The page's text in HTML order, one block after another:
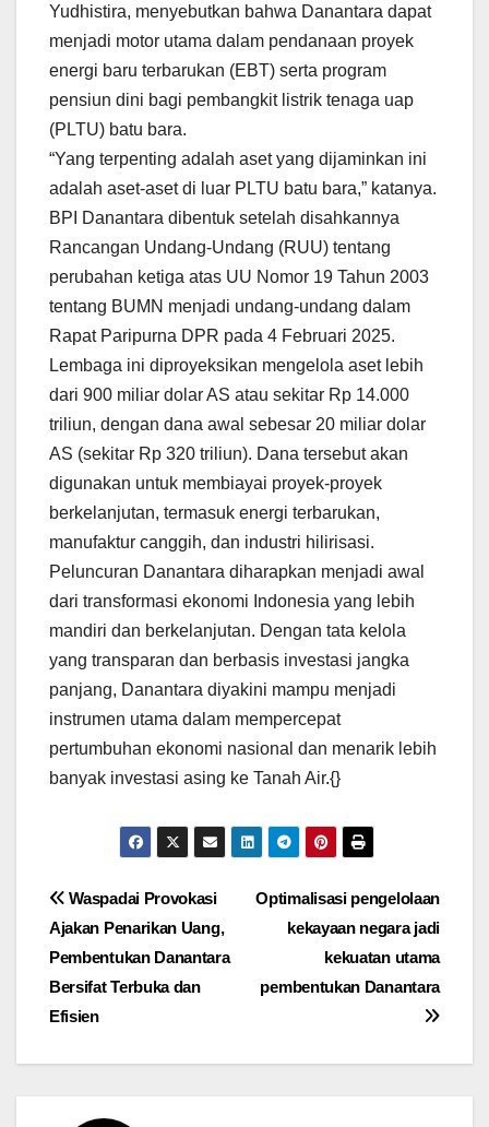
Yudhistira, menyebutkan bahwa Danantara dapat
menjadi motor utama dalam pendanaan proyek
energi baru terbarukan (EBT) serta program
pensiun dini bagi pembangkit listrik tenaga uap
(PLTU) batu bara.
“Yang terpenting adalah aset yang dijaminkan ini
adalah aset-aset di luar PLTU batu bara,” katanya.
BPI Danantara dibentuk setelah disahkannya
Rancangan Undang-Undang (RUU) tentang
perubahan ketiga atas UU Nomor 19 Tahun 2003
tentang BUMN menjadi undang-undang dalam
Rapat Paripurna DPR pada 4 Februari 2025.
Lembaga ini diproyeksikan mengelola aset lebih
dari 900 miliar dolar AS atau sekitar Rp 14.000
triliun, dengan dana awal sebesar 20 miliar dolar
AS (sekitar Rp 320 triliun). Dana tersebut akan
digunakan untuk membiayai proyek-proyek
berkelanjutan, termasuk energi terbarukan,
manufaktur canggih, dan industri hilirisasi.
Peluncuran Danantara diharapkan menjadi awal
dari transformasi ekonomi Indonesia yang lebih
mandiri dan berkelanjutan. Dengan tata kelola
yang transparan dan berbasis investasi jangka
panjang, Danantara diyakini mampu menjadi
instrumen utama dalam mempercepat
pertumbuhan ekonomi nasional dan menarik lebih
banyak investasi asing ke Tanah Air.{}
Post
navigation
Optimalisasi pengelolaan
kekayaan negara jadi
kekuatan utama
pembentukan Danantara
Waspadai Provokasi
Ajakan Penarikan Uang,
Pembentukan Danantara
Bersifat Terbuka dan
Efisien